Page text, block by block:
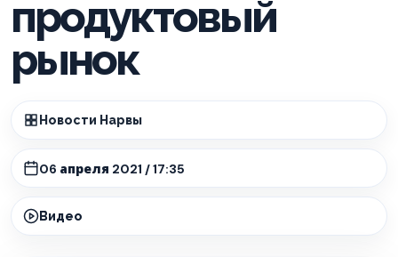
продуктовый
рынок
Новости Нарвы
06 апреля 2021 / 17:35
Видео